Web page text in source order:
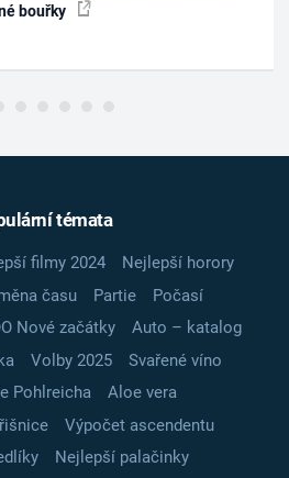
bouřky
témata
filmy 2024
Nejlepší horory
času Partie
Počasí
Nové začátky
Auto – katalog
Volby 2025
Svařené víno
Pohlreicha
Aloe vera
Výpočet ascendentu
Nejlepší palačinky